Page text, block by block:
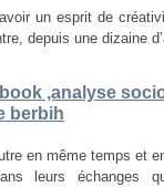
un esprit de
depuis une dizaine
,analyse
berbih
en même temps et
leurs échanges